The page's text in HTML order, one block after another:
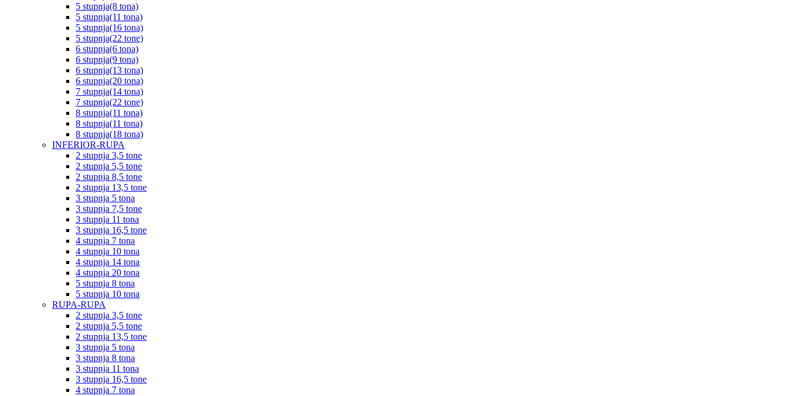
5 stupnja(8 tona)
5 stupnja(11 tona)
5 stupnja(16 tona)
5 stupnja(22 tone)
6 stupnja(6 tona)
6 stupnja(9 tona)
6 stupnja(13 tona)
6 stupnja(20 tona)
7 stupnja(14 tona)
7 stupnja(22 tone)
8 stupnja(11 tona)
8 stupnja(11 tona)
8 stupnja(18 tona)
INFERIOR-RUPA
2 stupnja 3,5 tone
2 stupnja 5,5 tone
2 stupnja 8,5 tone
2 stupnja 13,5 tone
3 stupnja 5 tona
3 stupnja 7,5 tone
3 stupnja 11 tona
3 stupnja 16,5 tone
4 stupnja 7 tona
4 stupnja 10 tona
4 stupnja 14 tona
4 stupnja 20 tona
5 stupnja 8 tona
5 stupnja 10 tona
RUPA-RUPA
2 stupnja 3,5 tone
2 stupnja 5,5 tone
2 stupnja 13,5 tone
3 stupnja 5 tona
3 stupnja 8 tona
3 stupnja 11 tona
3 stupnja 16,5 tone
4 stupnja 7 tona